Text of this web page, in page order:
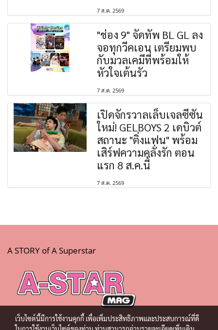
7 ส.ค. 2569
"ช่อง 9" จัดทัพ BL GL ลง
จอทุกวีคเอน เตรียมพบ
กับมวลเคมีที่พร้อมให้
หัวใจเต้นรัว
7 ส.ค. 2569
เปิดจักรวาลเล็บเจลซีซัน
ใหม่! GELBOYS 2 เดบิวต์
สถานะ "ติ่งแฟน" พร้อม
เสิร์ฟความคลั่งรัก ตอน
แรก 8 ส.ค.นี้
7 ส.ค. 2569
A STORY of A Superstar
เว็บไซต์นี้มีการใช้งานคุกกี้ เพื่อเพิ่มประสิทธิภาพและประสบการณ์ที่ดี